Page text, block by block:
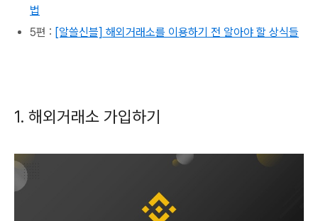
법
5편 : [알쓸신블] 해외거래소를 이용하기 전 알아야 할 상식들
1. 해외거래소 가입하기